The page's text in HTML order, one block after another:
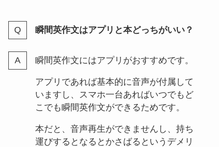
瞬間英作文はアプリと本どっちがいい？
瞬間英作文にはアプリがおすすめです。
アプリであれば基本的に音声が付属して
いますし、スマホ一台あればいつでもど
こでも瞬間英作文ができるためです。
本だと、音声再生ができませんし、持ち
運びするとなるとかさばるというデメリ